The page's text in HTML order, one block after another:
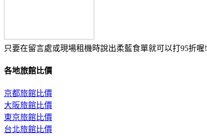
只要在留言處或現場租機時說出柔藍食單就可以打95折喔!
各地旅館比價
京都旅館比價
大阪旅館比價
東京旅館比價
台北旅館比價